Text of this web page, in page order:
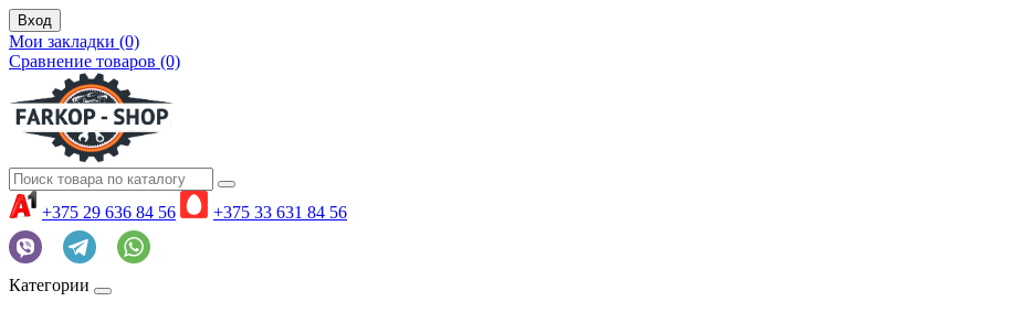
Вход
Мои закладки (0)
Сравнение товаров (0)
+375 29 636 84 56 +375 33 631 84 56
Категории